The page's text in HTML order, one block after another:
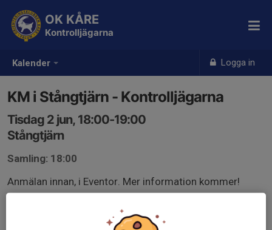
Kalender Logga in
OK KÅRE
Kontrolljägarna
KM i Stångtjärn - Kontrolljägarna
Tisdag 2 jun, 18:00-19:00
Stångtjärn
Samling: 18:00
Anmälan innan, i Eventor. Mer information kommer!
Alltså ingen ordinarie träning den här gången, utan alla
Kontrolljägare ses på KM.